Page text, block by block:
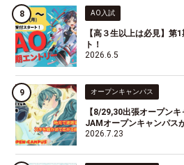
AO入試
【高３生以上は必見】第
ト！
2026.6.5
オープンキャンパス
【8/29,30出張オープン
JAMオープンキャンパス
2026.7.23